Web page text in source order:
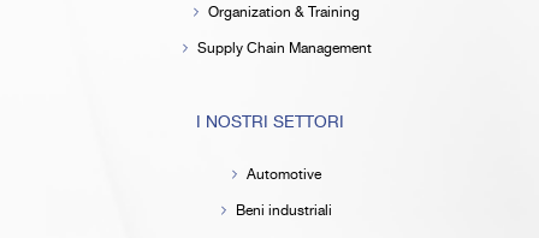
Organization & Training
Supply Chain Management
I NOSTRI SETTORI
Automotive
Beni industriali